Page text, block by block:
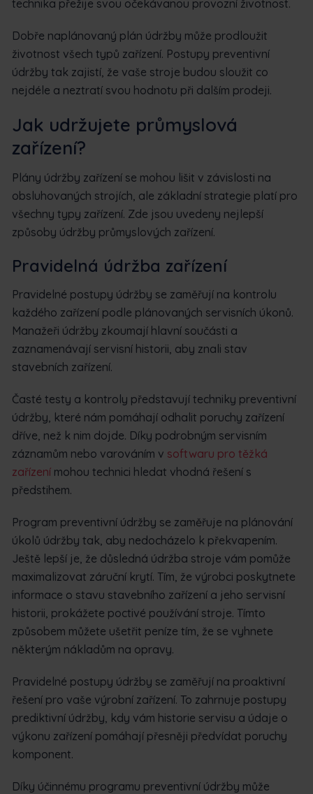
technika přežije svou očekávanou provozní životnost.
Dobře naplánovaný plán údržby může prodloužit
životnost všech typů zařízení. Postupy preventivní
údržby tak zajistí, že vaše stroje budou sloužit co
nejdéle a neztratí svou hodnotu při dalším prodeji.
Jak udržujete průmyslová
zařízení?
Plány údržby zařízení se mohou lišit v závislosti na
obsluhovaných strojích, ale základní strategie platí pro
všechny typy zařízení. Zde jsou uvedeny nejlepší
způsoby údržby průmyslových zařízení.
Pravidelná údržba zařízení
Pravidelné postupy údržby se zaměřují na kontrolu
každého zařízení podle plánovaných servisních úkonů.
Manažeři údržby zkoumají hlavní součásti a
zaznamenávají servisní historii, aby znali stav
stavebních zařízení.
Časté testy a kontroly představují techniky preventivní
údržby, které nám pomáhají odhalit poruchy zařízení
dříve, než k nim dojde. Díky podrobným servisním
záznamům nebo varováním v softwaru pro těžká
zařízení mohou technici hledat vhodná řešení s
předstihem.
Program preventivní údržby se zaměřuje na plánování
úkolů údržby tak, aby nedocházelo k překvapením.
Ještě lepší je, že důsledná údržba stroje vám pomůže
maximalizovat záruční krytí. Tím, že výrobci poskytnete
informace o stavu stavebního zařízení a jeho servisní
historii, prokážete poctivé používání stroje. Tímto
způsobem můžete ušetřit peníze tím, že se vyhnete
některým nákladům na opravy.
Pravidelné postupy údržby se zaměřují na proaktivní
řešení pro vaše výrobní zařízení. To zahrnuje postupy
prediktivní údržby, kdy vám historie servisu a údaje o
výkonu zařízení pomáhají přesněji předvídat poruchy
komponent.
Díky účinnému programu preventivní údržby může